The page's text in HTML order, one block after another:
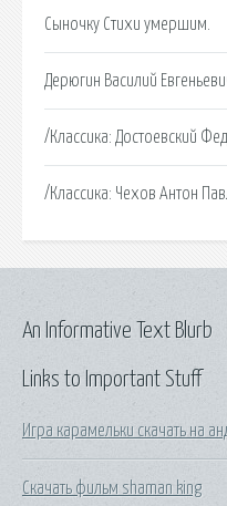
Сыночку Cтихи умершим.
Дерюгин Василий
/Классика: Достоевский
/Классика: Чехов Антон
Links to Important Stuff
Игра карамельки скачать на
Скачать фильм shaman king
An Informative Text Blurb